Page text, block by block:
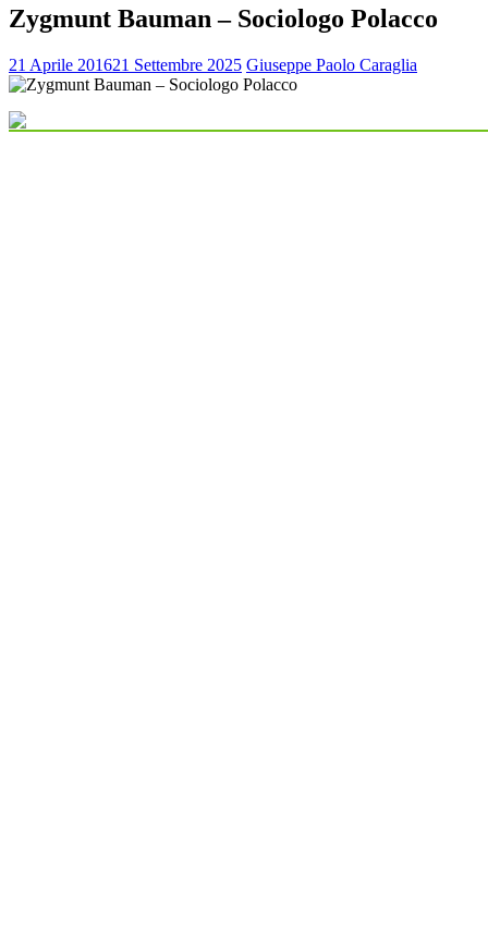
Zygmunt Bauman – Sociologo Polacco
21 Aprile 201621 Settembre 2025 Giuseppe Paolo Caraglia